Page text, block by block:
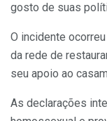
gosto de suas
O incidente
da rede de
seu apoio ao
As declarações